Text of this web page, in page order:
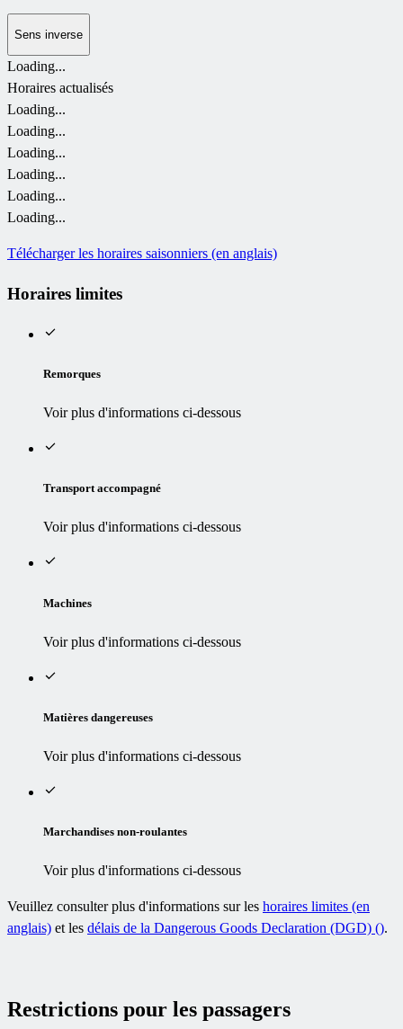
Sens inverse
Loading...
Horaires actualisés
Loading...
Loading...
Loading...
Loading...
Loading...
Loading...
Télécharger les horaires saisonniers (en anglais)
Horaires limites
Remorques
Voir plus d'informations ci-dessous
Transport accompagné
Voir plus d'informations ci-dessous
Machines
Voir plus d'informations ci-dessous
Matières dangereuses
Voir plus d'informations ci-dessous
Marchandises non-roulantes
Voir plus d'informations ci-dessous
Veuillez consulter plus d'informations sur les horaires limites (en
anglais) et les délais de la Dangerous Goods Declaration (DGD) ().
Restrictions pour les passagers